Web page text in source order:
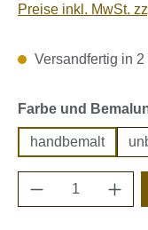
Preise inkl. MwSt.
Versandfertig in
Farbe und
handbemalt
Produkt